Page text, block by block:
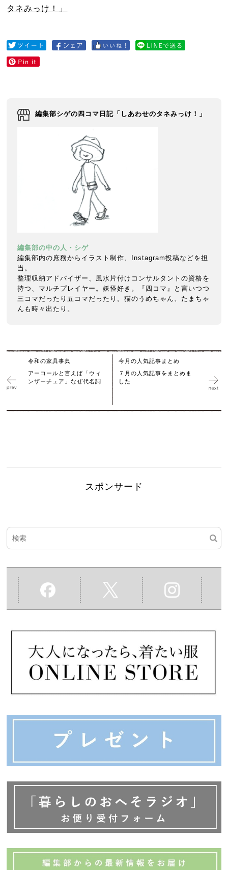
タネみっけ！」
編集部シゲの四コマ日記「しあわせのタネみっけ！」
編集部の中の人・シゲ
編集部内の庶務からイラスト制作、Instagram投稿などを担
当。
整理収納アドバイザー、風水片付けコンサルタントの資格を
持つ、マルチプレイヤー。妖怪好き。『四コマ』と言いつつ
三コマだったり五コマだったり。猫のうめちゃん、たまちゃ
んも時々出たり。
令和の家具事典
アーコールと言えば「ウィ
ンザーチェア」なぜ代名詞
今月の人気記事まとめ
７月の人気記事をまとめま
した
スポンサード